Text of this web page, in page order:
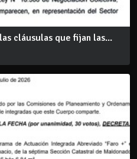
cláusulas que fijan las...